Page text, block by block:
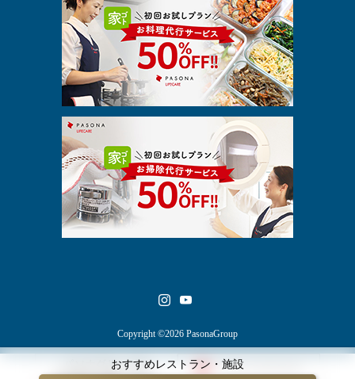
Copyright ©2026 PasonaGroup
おすすめレストラン・施設